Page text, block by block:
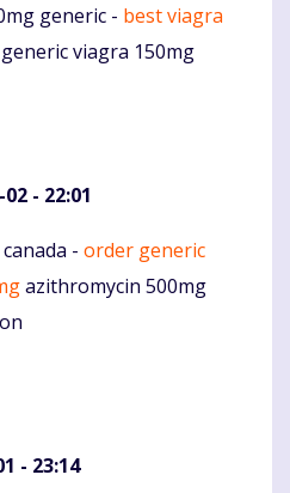
generic - best viagra
viagra 150mg
- 22:01
- order generic
azithromycin 500mg
- 23:14